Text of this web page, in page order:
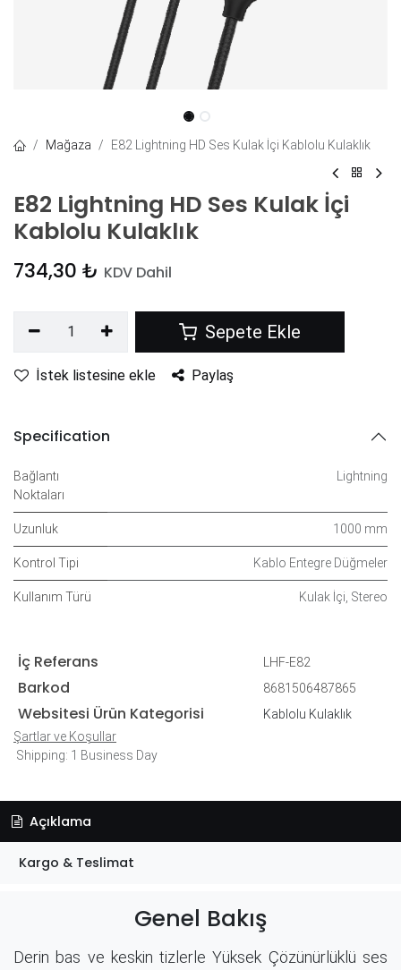
Mağaza E82 Lightning HD Ses Kulak İçi Kablolu Kulaklık
E82 Lightning HD Ses Kulak İçi
Kablolu Kulaklık
734,30 ₺ KDV Dahil
Sepete Ekle
İstek listesine ekle Paylaş
Specification
Bağlantı
Noktaları
Lightning
Uzunluk 1000 mm
Kontrol Tipi Kablo Entegre Düğmeler
Kullanım Türü Kulak İçi Stereo
İç Referans LHF-E82
Barkod 8681506487865
Websitesi Ürün Kategorisi
Kablolu Kulaklık
Şartlar ve Koşullar
Shipping: 1 Business Day
Açıklama
Kargo & Teslimat
Genel Bakış
Derin bas ve keskin tizlerle Yüksek Çözünürlüklü ses